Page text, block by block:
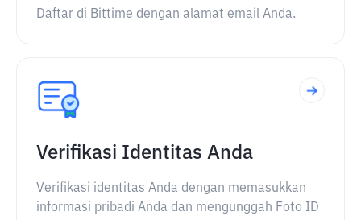
Daftar di Bittime dengan alamat email Anda.
Verifikasi Identitas Anda
Verifikasi identitas Anda dengan memasukkan
informasi pribadi Anda dan mengunggah Foto ID